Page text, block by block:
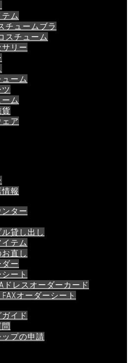
ム
チュームブラ
スチューム
リー
ーム
ム
ア
報
ター
貸し出し
テム
直し
ー
ート
ドレスオーダーカード
FAXオーダーシート
イド
プの申請